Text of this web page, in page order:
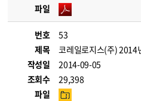
파일
번호
53
제목
코레일로지스(주) 2014
작성일
2014-09-05
조회수
29,398
파일